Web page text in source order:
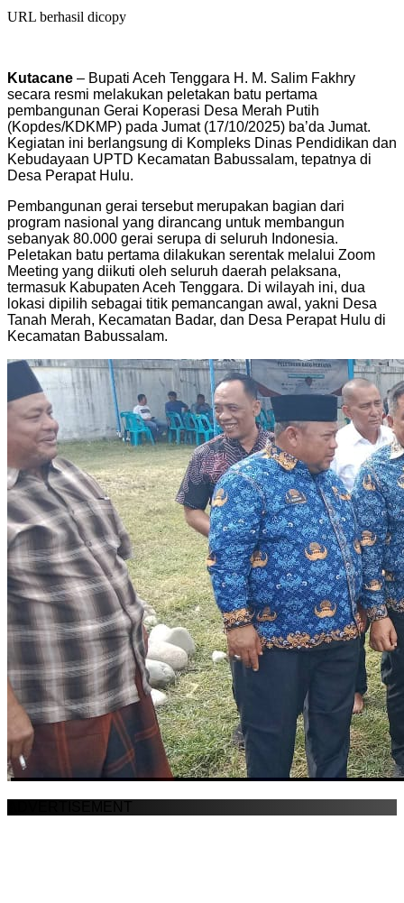
URL berhasil dicopy
Kutacane – Bupati Aceh Tenggara H. M. Salim Fakhry
secara resmi melakukan peletakan batu pertama
pembangunan Gerai Koperasi Desa Merah Putih
(Kopdes/KDKMP) pada Jumat (17/10/2025) ba’da Jumat.
Kegiatan ini berlangsung di Kompleks Dinas Pendidikan dan
Kebudayaan UPTD Kecamatan Babussalam, tepatnya di
Desa Perapat Hulu.
Pembangunan gerai tersebut merupakan bagian dari
program nasional yang dirancang untuk membangun
sebanyak 80.000 gerai serupa di seluruh Indonesia.
Peletakan batu pertama dilakukan serentak melalui Zoom
Meeting yang diikuti oleh seluruh daerah pelaksana,
termasuk Kabupaten Aceh Tenggara. Di wilayah ini, dua
lokasi dipilih sebagai titik pemancangan awal, yakni Desa
Tanah Merah, Kecamatan Badar, dan Desa Perapat Hulu di
Kecamatan Babussalam.
ADVERTISEMENT